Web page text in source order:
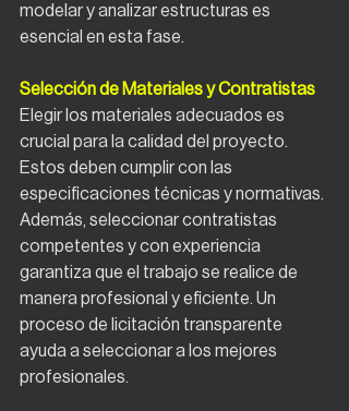
modelar y analizar estructuras es
esencial en esta fase.
Selección de Materiales y Contratistas
Elegir los materiales adecuados es
crucial para la calidad del proyecto.
Estos deben cumplir con las
especificaciones técnicas y normativas.
Además, seleccionar contratistas
competentes y con experiencia
garantiza que el trabajo se realice de
manera profesional y eficiente. Un
proceso de licitación transparente
ayuda a seleccionar a los mejores
profesionales.